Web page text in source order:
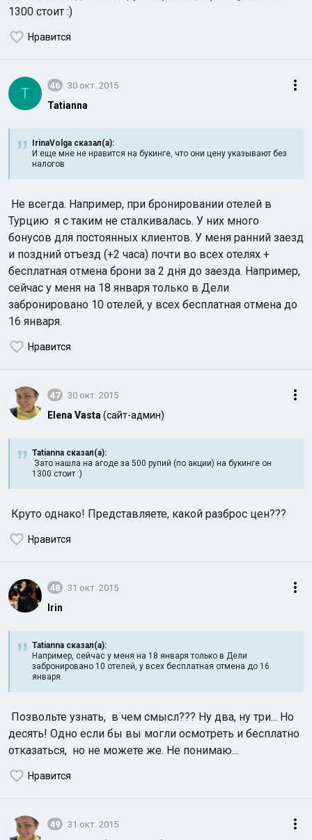
1300 стоит :)
Нравится
T 46 30 окт. 2015
Tatianna
IrinaVolga сказал(а):
И еще мне не нравится на букинге, что они цену указывают без
налогов
Не всегда. Например, при бронировании отелей в
Турцию я с таким не сталкивалась. У них много
бонусов для постоянных клиентов. У меня ранний заезд
и поздний отъезд (+2 часа) почти во всех отелях +
бесплатная отмена брони за 2 дня до заезда. Например,
сейчас у меня на 18 января только в Дели
забронировано 10 отелей, у всех бесплатная отмена до
16 января.
Нравится
47 30 окт. 2015
Elena Vasta (сайт-админ)
Tatianna сказал(а):
Зато нашла на агоде за 500 рупий (по акции) на букинге он
1300 стоит :)
Круто однако! Представляете, какой разброс цен???
Нравится
48 31 окт. 2015
Irin
Tatianna сказал(а):
Например, сейчас у меня на 18 января только в Дели
забронировано 10 отелей, у всех бесплатная отмена до 16
января.
Позвольте узнать, в чем смысл??? Ну два, ну три... Но
десять! Одно если бы вы могли осмотреть и бесплатно
отказаться, но не можете же. Не понимаю...
Нравится
49 31 окт. 2015